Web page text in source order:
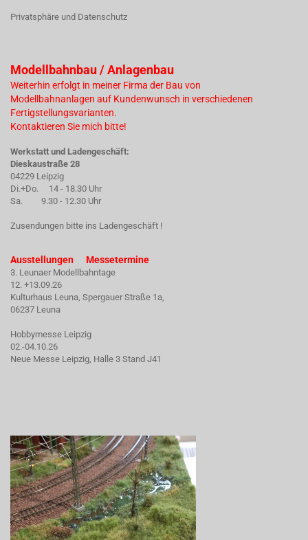
Privatsphäre und Datenschutz
Modellbahnbau / Anlagenbau
Weiterhin erfolgt in meiner Firma der Bau von
Modellbahnanlagen auf Kundenwunsch in verschiedenen
Fertigstellungsvarianten.
Kontaktieren Sie mich bitte!
Werkstatt und Ladengeschäft:
Dieskaustraße 28
04229 Leipzig
Di.+Do. 14 - 18.30 Uhr
Sa. 9.30 - 12.30 Uhr
Zusendungen bitte ins Ladengeschäft !
Ausstellungen Messetermine
3. Leunaer Modellbahntage
12. +13.09.26
Kulturhaus Leuna, Spergauer Straße 1a,
06237 Leuna
Hobbymesse Leipzig
02.-04.10.26
Neue Messe Leipzig, Halle 3 Stand J41